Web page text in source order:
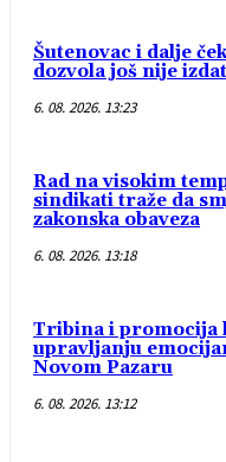
Šutenovac i dalje
dozvola još nije
6. 08. 2026. 13:23
Rad na visokim
sindikati traže da
zakonska obaveza
6. 08. 2026. 13:18
Tribina i promocija
upravljanju
Novom Pazaru
6. 08. 2026. 13:12